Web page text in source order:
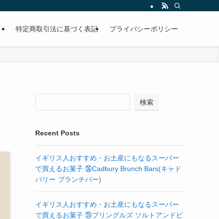
特定商取引法に基づく表記 プライバシーポリシー
検索
Recent Posts
イギリス人おすすめ・お土産にもなるスーパー
で買えるお菓子 ㊱Cadbury Brunch Bars(キャド
バリー ブランチバー)
イギリス人おすすめ・お土産にもなるスーパー
で買えるお菓子 ㉟プリングルズ ソルトアンドビ